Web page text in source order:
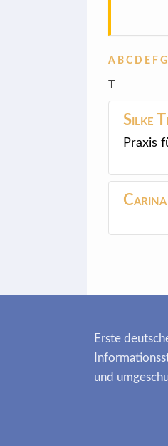
A B C D E F G
T
Silke
Praxis
Carina
Erste
und